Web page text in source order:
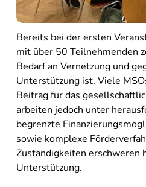
Bereits bei der ersten
mit über 50 Teilnehmenden
Bedarf an Vernetzung und
Unterstützung ist. Viele
Beitrag für das
arbeiten jedoch unter
begrenzte
sowie komplexe
Zuständigkeiten erschweren
Unterstützung.